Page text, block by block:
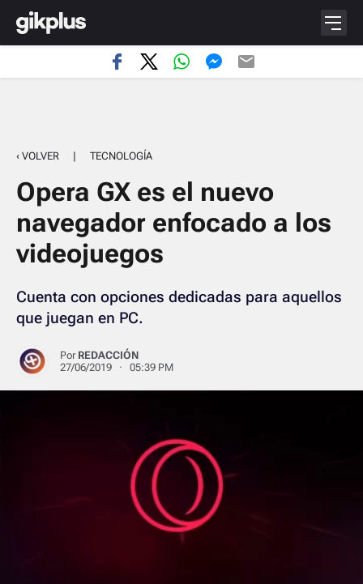
‹ VOLVER | TECNOLOGÍA
Opera GX es el nuevo
navegador enfocado a los
videojuegos
Cuenta con opciones dedicadas para aquellos
que juegan en PC.
Por REDACCIÓN
27/06/2019 · 05:39 PM